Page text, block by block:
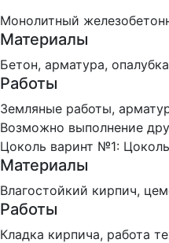
Монолитный
Материалы
Бетон, арматура,
Работы
Земляные работы,
Возможно выполнение
Цоколь варинт №1:
Материалы
Влагостойкий кирпич,
Работы
Кладка кирпича, работа